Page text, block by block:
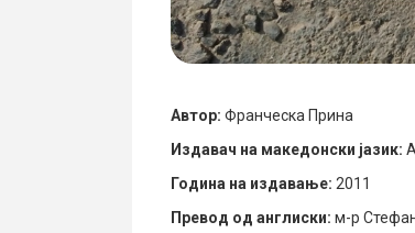
Автор: Франческа Прина
Издавач на македонски јазик:
Година на издавање: 2011
Превод од англиски: м-р